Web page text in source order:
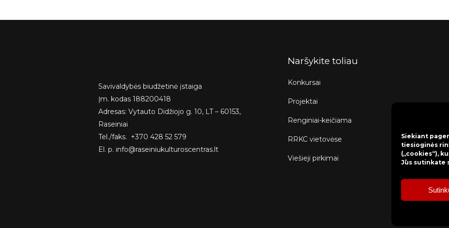
Siekiant
tiesioginės
(„cookies“),
Jūs sutinkate
Savivaldybės biudžetinė įstaiga
Įm. kodas 188200418
Adresas: Vytauto Didžiojo g. 10, LT – 60153,
Raseiniai
Tel./faks. +370 428 52 579
El. p. info@raseiniukulturoscentras.lt
Naršykite toliau
Konkursai
Projektai
Renginiai-keičiama
RRKC vietovėse
Viešieji pirkimai